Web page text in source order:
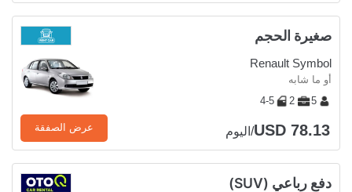
صغيرة الحجم
Renault Symbol
أو ما شابه
5
2
4-5
USD 78.13/اليوم عرض الصفقة
دفع رباعي (SUV)